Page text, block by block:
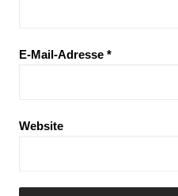
E-Mail-Adresse *
Website